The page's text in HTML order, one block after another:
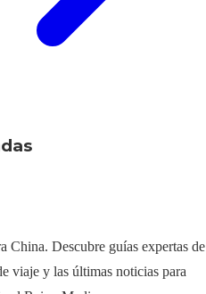
China. Descubre guías expertas de
viaje y las últimas noticias para